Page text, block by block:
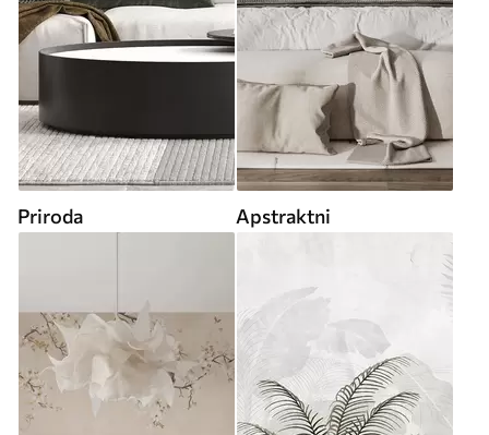
Priroda Apstraktni